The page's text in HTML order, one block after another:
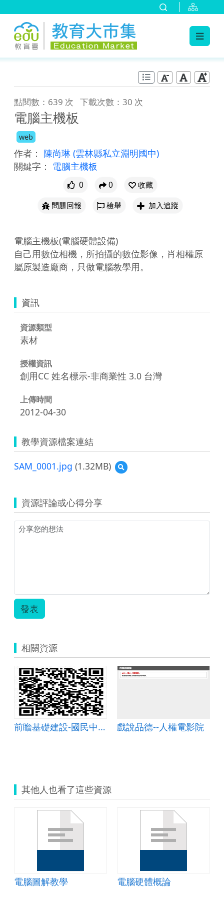
點閱數：639 次 下載次數：30 次
電腦主機板
web
作者： 陳尚琳 (雲林縣私立淵明國中)
關鍵字： 電腦主機板
0 0
收藏
問題回報
檢舉 加入追蹤
電腦主機板(電腦硬體設備)
自己用數位相機，所拍攝的數位影像，肖相權原
屬原製造廠商，只做電腦教學用。
資訊
資源類型
素材
授權資訊
創用CC 姓名標示-非商業性 3.0 台灣
上傳時間
2012-04-30
教學資源檔案連結
SAM_0001.jpg (1.32MB)
預
覽
資源評論或心得分享
發表
相關資源
前瞻基礎建設-國民中小學校園數位建設計畫 戲說品德--人權電影院
其他人也看了這些資源
電腦圖解教學 電腦硬體概論